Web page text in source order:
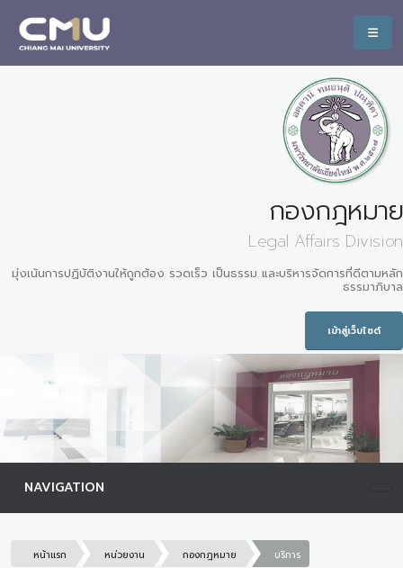
กองกฎหมาย
Legal Affairs Division
มุ่งเน้นการปฏิบัติงานให้ถูกต้อง รวดเร็ว เป็นธรรม และบริหารจัดการที่ดีตามหลัก
ธรรมาภิบาล
เข้าสู่เว็บไซต์
NAVIGATION
หน้าแรก หน่วยงาน กองกฎหมาย บริการ